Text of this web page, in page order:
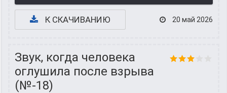
К СКАЧИВАНИЮ 20 май 2026
Звук, когда человека
оглушила после взрыва
(№-18)